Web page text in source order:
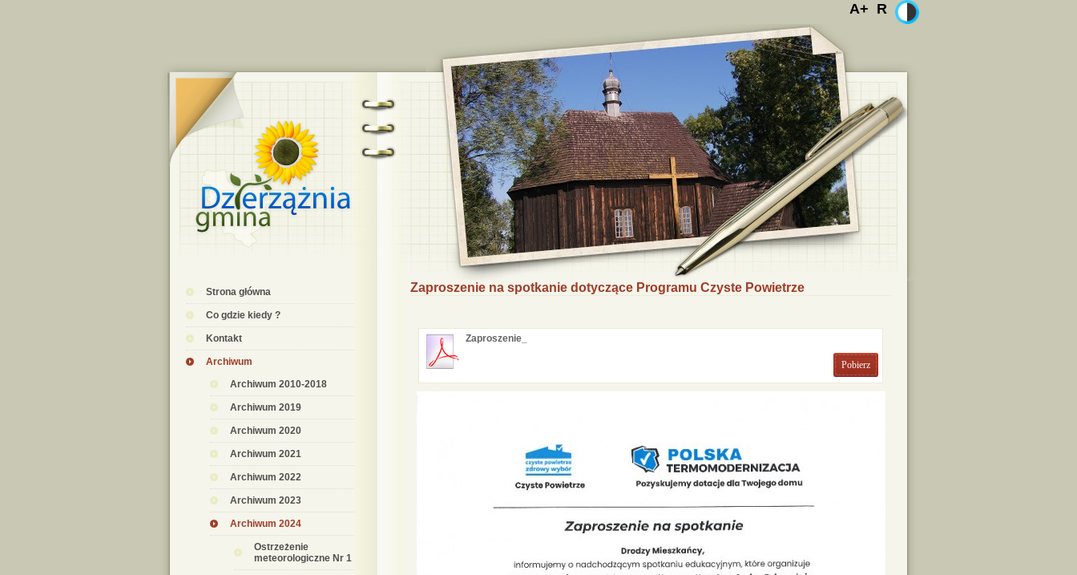
A+ R
Strona główna
Co gdzie kiedy ?
Kontakt
Archiwum
Archiwum 2010-2018
Archiwum 2019
Archiwum 2020
Archiwum 2021
Archiwum 2022
Archiwum 2023
Archiwum 2024
Ostrzeżenie
meteorologiczne Nr 1
Zaproszenie na spotkanie dotyczące Programu Czyste Powietrze
Zaproszenie_
Pobierz